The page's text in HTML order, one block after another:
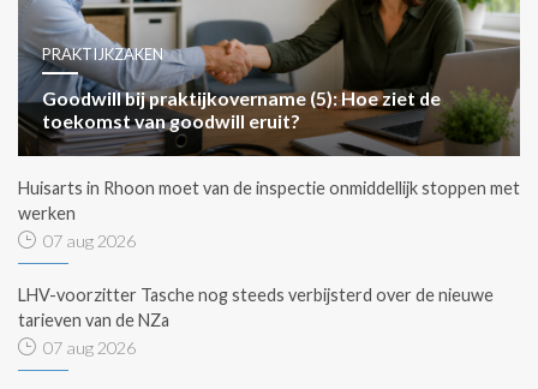
PRAKTIJKZAKEN
Goodwill bij praktijkovername (5): Hoe ziet de
toekomst van goodwill eruit?
Huisarts in Rhoon moet van de inspectie onmiddellijk stoppen met
werken
07 aug 2026
LHV-voorzitter Tasche nog steeds verbijsterd over de nieuwe
tarieven van de NZa
07 aug 2026